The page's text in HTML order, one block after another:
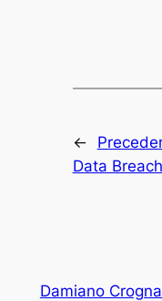
←
Data Breach
Damiano